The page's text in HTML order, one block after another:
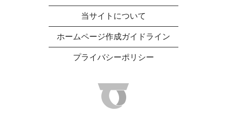
当サイトについて
ホームページ作成ガイドライン
プライバシーポリシー